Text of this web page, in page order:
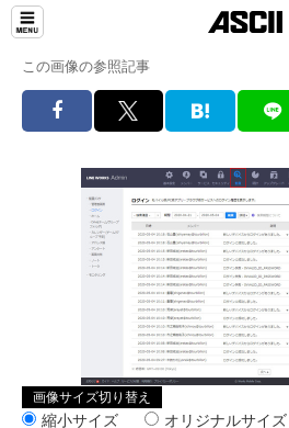
この画像の参照記事
画像サイズ切り替え
縮小サイズ オリジナルサイズ